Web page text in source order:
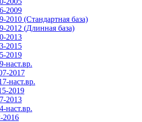
2009
2010 (Стандартная база)
2012 (Длинная база)
2013
2015
2019
наст.вр.
2017
наст.вр.
2019
2013
наст.вр.
2016